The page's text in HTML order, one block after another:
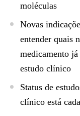
moléculas
Novas
entender quais
medicamento já
estudo clínico
Status de
clínico está